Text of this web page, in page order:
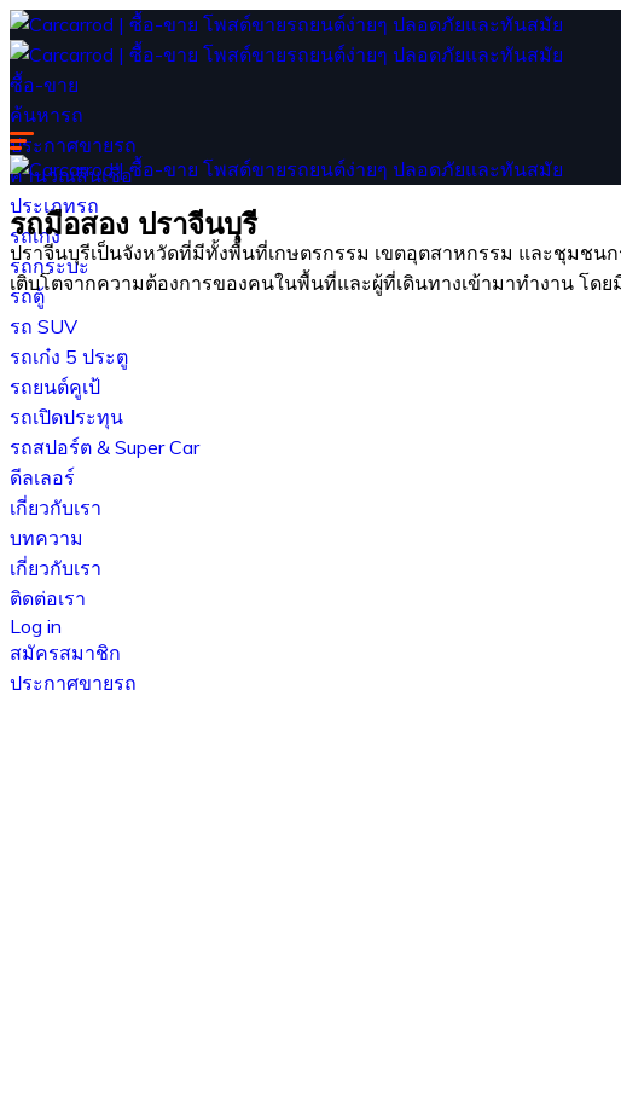
ซื้อ-ขาย
ค้นหารถ
ประกาศขายรถ
คำนวณสินเชื่อ
ประเภทรถ
รถเก๋ง
รถกระบะ
รถตู้
รถ SUV
รถเก๋ง 5 ประตู
รถยนต์คูเป้
รถเปิดประทุน
รถสปอร์ต & Super Car
ดีลเลอร์
เกี่ยวกับเรา
บทความ
เกี่ยวกับเรา
ติดต่อเรา
Log in
สมัครสมาชิก
ประกาศขายรถ
รถมือสอง ปราจีนบุรี
ปราจีนบุรีเป็นจังหวัดที่มีทั้งพื้นที่เกษตรกรรม เขตอุตสาหกรรม และชุมช
เติบโตจากความต้องการของคนในพื้นที่และผู้ที่เดินทางเข้ามาทำงาน โด